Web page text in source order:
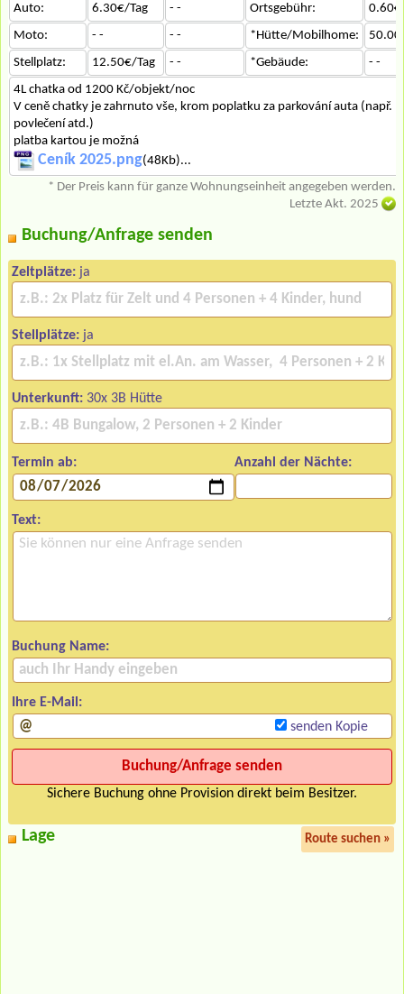
Auto:
6.30€/Tag - - Ortsgebühr:
Moto:
- - - - *Hütte/Mobilhome:
Stellplatz:
12.50€/Tag - - *Gebäude:
- -
4L chatka od 1200 Kč/objekt/noc
V ceně chatky je zahrnuto vše, krom poplatku za parkování auta (např.
povlečení atd.)
platba kartou je možná
Ceník 2025.png(48Kb)...
* Der Preis kann für ganze Wohnungseinheit angegeben werden.
Letzte Akt. 2025
Buchung/Anfrage senden
Zeltplätze: ja
Stellplätze: ja
Unterkunft: 30x 3B Hütte
Termin ab: Anzahl der Nächte:
Text:
Buchung Name:
Ihre E-Mail:
senden Kopie
Sichere Buchung ohne Provision direkt beim Besitzer.
Lage Route suchen »